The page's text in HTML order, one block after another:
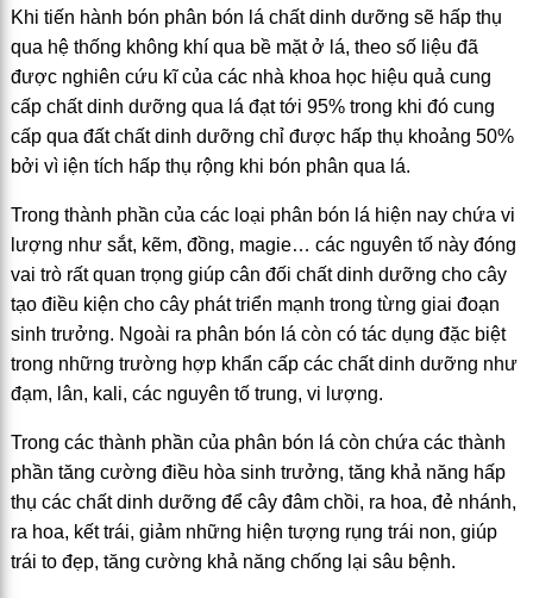
Khi tiến hành bón phân bón lá chất dinh dưỡng sẽ hấp thụ
qua hệ thống không khí qua bề mặt ở lá, theo số liệu đã
được nghiên cứu kĩ của các nhà khoa học hiệu quả cung
cấp chất dinh dưỡng qua lá đạt tới 95% trong khi đó cung
cấp qua đất chất dinh dưỡng chỉ được hấp thụ khoảng 50%
bởi vì iện tích hấp thụ rộng khi bón phân qua lá.
Trong thành phần của các loại phân bón lá hiện nay chứa vi
lượng như sắt, kẽm, đồng, magie… các nguyên tố này đóng
vai trò rất quan trọng giúp cân đối chất dinh dưỡng cho cây
tạo điều kiện cho cây phát triển mạnh trong từng giai đoạn
sinh trưởng. Ngoài ra phân bón lá còn có tác dụng đặc biệt
trong những trường hợp khẩn cấp các chất dinh dưỡng như
đạm, lân, kali, các nguyên tố trung, vi lượng.
Trong các thành phần của phân bón lá còn chứa các thành
phần tăng cường điều hòa sinh trưởng, tăng khả năng hấp
thụ các chất dinh dưỡng để cây đâm chồi, ra hoa, đẻ nhánh,
ra hoa, kết trái, giảm những hiện tượng rụng trái non, giúp
trái to đẹp, tăng cường khả năng chống lại sâu bệnh.